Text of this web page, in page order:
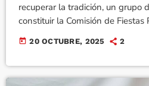
recuperar la tradición, un grupo
constituir la Comisión de
today 20 OCTUBRE, 2025 2